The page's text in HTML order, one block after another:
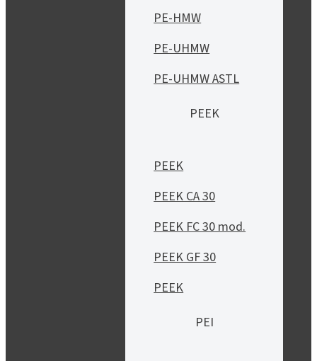
PE-HMW
PE-UHMW
PE-UHMW ASTL
PEEK
PEEK
PEEK CA 30
PEEK FC 30 mod.
PEEK GF 30
PEEK
PEI